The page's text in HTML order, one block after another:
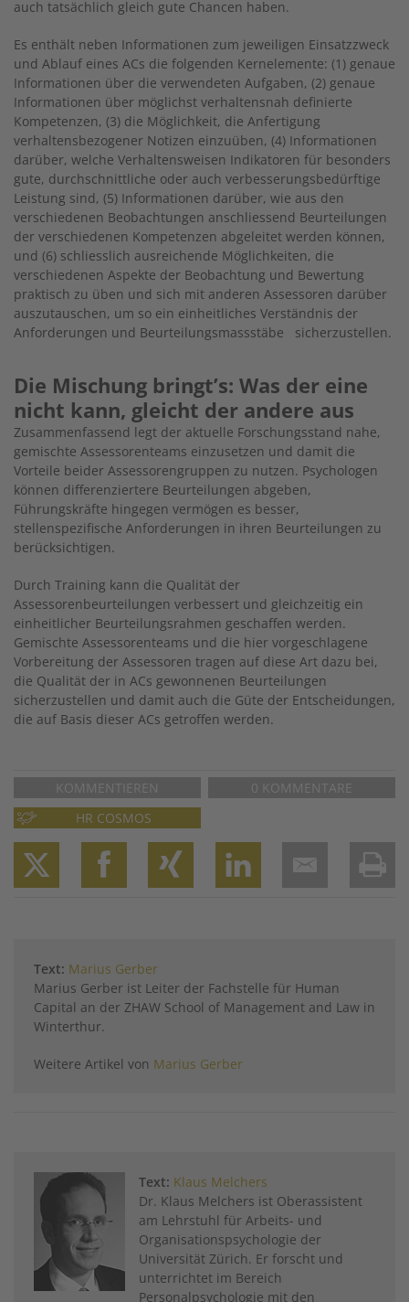
auch tatsächlich gleich gute Chancen haben.
Es enthält neben Informationen zum jeweiligen Einsatzzweck
und Ablauf eines ACs die folgenden Kernelemente: (1) genaue
Informationen über die verwendeten Aufgaben, (2) genaue
Informationen über möglichst verhaltensnah definierte
Kompetenzen, (3) die Möglichkeit, die Anfertigung
verhaltensbezogener Notizen einzuüben, (4) Informationen
darüber, welche Verhaltensweisen Indikatoren für besonders
gute, durchschnittliche oder auch verbesserungsbedürftige
Leistung sind, (5) Informationen darüber, wie aus den
verschiedenen Beobachtungen anschliessend Beurteilungen
der verschiedenen Kompetenzen abgeleitet werden können,
und (6) schliesslich ausreichende Möglichkeiten, die
verschiedenen Aspekte der Beobachtung und Bewertung
praktisch zu üben und sich mit anderen Assessoren darüber
auszutauschen, um so ein einheitliches Verständnis der
Anforderungen und Beurteilungsmassstäbe sicherzustellen.
Die Mischung bringt’s: Was der eine
nicht kann, gleicht der andere aus
Zusammenfassend legt der aktuelle Forschungsstand nahe,
gemischte Assessorenteams einzusetzen und damit die
Vorteile beider Assessorengruppen zu nutzen. Psychologen
können differenziertere Beurteilungen abgeben,
Führungskräfte hingegen vermögen es besser,
stellenspezifische Anforderungen in ihren Beurteilungen zu
berücksichtigen.
Durch Training kann die Qualität der
Assessorenbeurteilungen verbessert und gleichzeitig ein
einheitlicher Beurteilungsrahmen geschaffen werden.
Gemischte Assessorenteams und die hier vorgeschlagene
Vorbereitung der Assessoren tragen auf diese Art dazu bei,
die Qualität der in ACs gewonnenen Beurteilungen
sicherzustellen und damit auch die Güte der Entscheidungen,
die auf Basis dieser ACs getroffen werden.
KOMMENTIEREN
0 KOMMENTARE
HR COSMOS
Text: Marius Gerber
Marius Gerber ist Leiter der Fachstelle für Human
Capital an der ZHAW School of Management and Law in
Winterthur.
Weitere Artikel von Marius Gerber
Text: Klaus Melchers
Dr. Klaus Melchers ist Oberassistent
am Lehrstuhl für Arbeits- und
Organisationspsychologie der
Universität Zürich. Er forscht und
unterrichtet im Bereich
Personalpsychologie mit den